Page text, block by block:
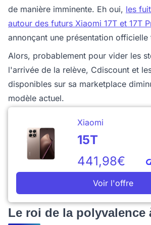
de manière imminente. Eh oui, les
autour des futurs Xiaomi 17T et 17T
annonçant une présentation officielle
Alors, probablement pour vider les
l'arrivée de la relève, Cdiscount et
disponibles sur sa marketplace
modèle actuel.
Xiaomi
15T
441,98€
Voir l'offre
Le roi de la polyvalence